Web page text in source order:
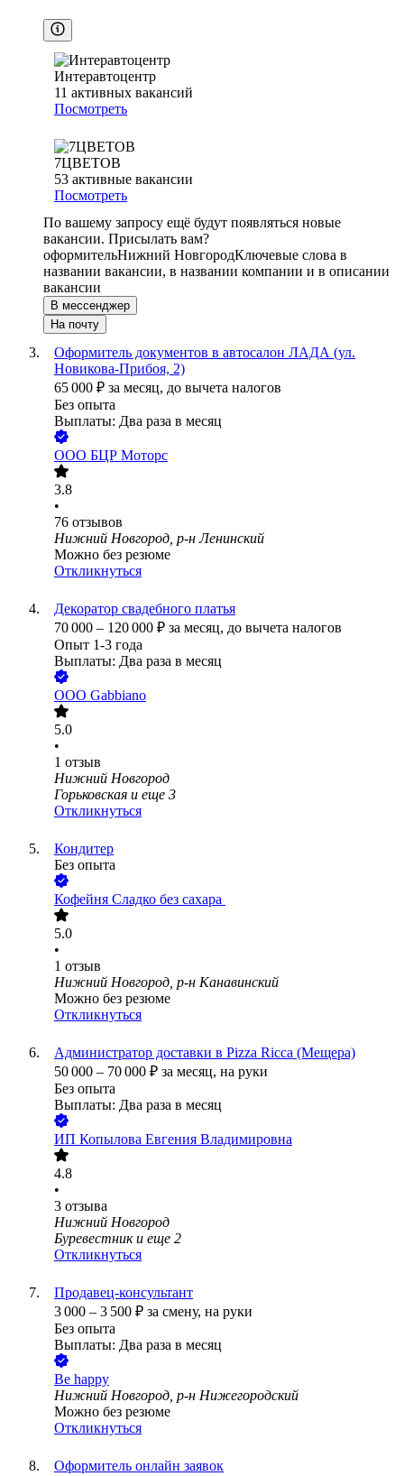
Интеравтоцентр
11 активных вакансий
Посмотреть
7ЦВЕТОВ
53 активные вакансии
Посмотреть
По вашему запросу ещё будут появляться новые
вакансии. Присылать вам?
оформительНижний НовгородКлючевые слова в
названии вакансии, в названии компании и в описании
вакансии
В мессенджер
На почту
Оформитель документов в автосалон ЛАДА (ул.
Новикова-Прибоя, 2)
65 000 ₽ за месяц, до вычета налогов
Без опыта
Выплаты: Два раза в месяц
ООО БЦР Моторс
3.8
•
76 отзывов
Нижний Новгород, р-н Ленинский
Можно без резюме
Откликнуться
Декоратор свадебного платья
70 000 – 120 000 ₽ за месяц, до вычета налогов
Опыт 1-3 года
Выплаты: Два раза в месяц
ООО Gabbiano
5.0
•
1 отзыв
Нижний Новгород
Горьковская и еще 3
Откликнуться
Кондитер
Без опыта
Кофейня Сладко без сахара ​
5.0
•
1 отзыв
Нижний Новгород, р-н Канавинский
Можно без резюме
Откликнуться
Администратор доставки в Pizza Ricca (Мещера)
50 000 – 70 000 ₽ за месяц, на руки
Без опыта
Выплаты: Два раза в месяц
ИП Копылова Евгения Владимировна
4.8
•
3 отзыва
Нижний Новгород
Буревестник и еще 2
Откликнуться
Продавец-консультант
3 000 – 3 500 ₽ за смену, на руки
Без опыта
Выплаты: Два раза в месяц
Be happy
Нижний Новгород, р-н Нижегородский
Можно без резюме
Откликнуться
Оформитель онлайн заявок